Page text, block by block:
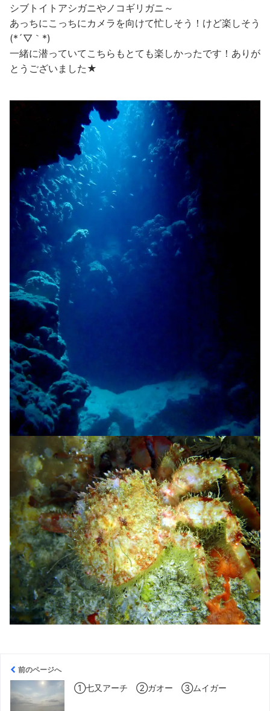
シブトイトアシガニやノコギリガニ～
あっちにこっちにカメラを向けて忙しそう！けど楽しそう
(*´▽｀*)
一緒に潜っていてこちらもとても楽しかったです！ありが
とうございました★
前のページへ
①七又アーチ ②ガオー ③ムイガー